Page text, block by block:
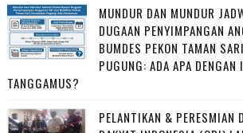
MUNDUR DAN MUNDUR
DUGAAN PENYIMPANGAN
BUMDES PEKON TAMAN
PUGUNG: ADA APA DENGAN
TANGGAMUS?
PELANTIKAN & PERESMIAN